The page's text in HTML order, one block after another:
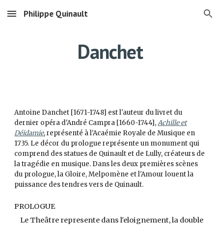
Skip to main content Skip to navigation
Philippe Quinault
Danchet
Antoine Danchet [1671-1748] est l'auteur du livret du
dernier opéra d'André Campra [1660-1744], Achille et
Déidamie, représenté à l'Acaémie Royale de Musique en
1735. Le décor du prologue représente un monument qui
comprend des statues de Quinault et de Lully, créateurs de
la tragédie en musique. Dans les deux premières scènes
du prologue, la Gloire, Melpomène et l'Amour louent la
puissance des tendres vers de Quinault.
PROLOGUE
Le Theâtre represente dans l'eloignement, la double